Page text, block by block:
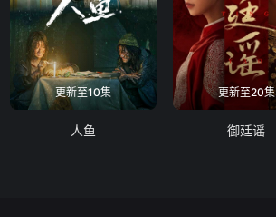
更新至10集
人鱼
更新至20集
御廷谣